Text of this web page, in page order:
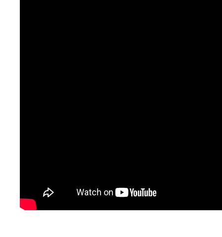
Για να επιλέγετε ελεύθερα αυτό που σας βολεύει,
κλινικές, νοσοκομεία, διαγνωστικά, γιατρούς,